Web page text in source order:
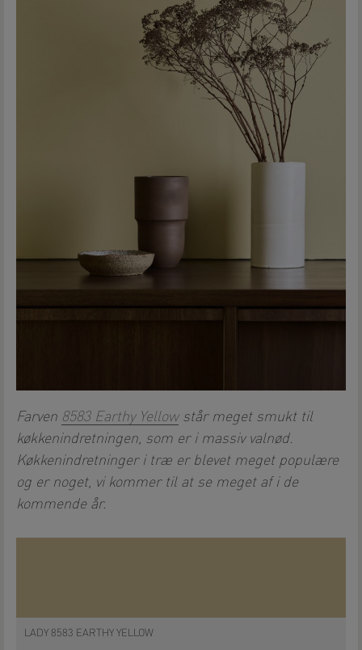
Farven 8583 Earthy Yellowstår meget smukt til
køkkenindretningen, som er i massiv valnød.
Køkkenindretninger i træ er blevet meget populære
og er noget, vi kommer til at se meget af i de
kommende år.
LADY 8583 EARTHY YELLOW